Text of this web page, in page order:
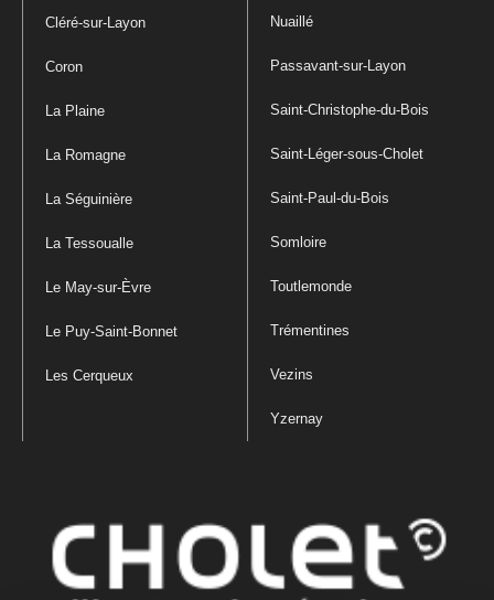
Cléré-sur-Layon
Coron
La Plaine
La Romagne
La Séguinière
La Tessoualle
Le May-sur-Èvre
Le Puy-Saint-Bonnet
Les Cerqueux
Nuaillé
Passavant-sur-Layon
Saint-Christophe-du-Bois
Saint-Léger-sous-Cholet
Saint-Paul-du-Bois
Somloire
Toutlemonde
Trémentines
Vezins
Yzernay